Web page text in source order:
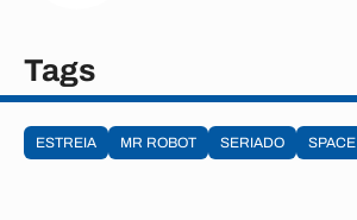
Tags
ESTREIA MR ROBOT SERIADO SPACE